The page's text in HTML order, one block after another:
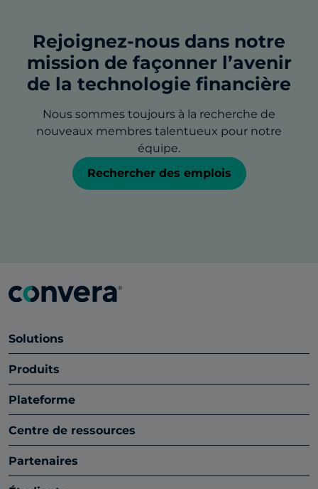
Rejoignez-nous dans notre
mission de façonner l’avenir
de la technologie financière
Nous sommes toujours à la recherche de
nouveaux membres talentueux pour notre
équipe.
Rechercher des emplois
Solutions
Produits
Plateforme
Centre de ressources
Partenaires